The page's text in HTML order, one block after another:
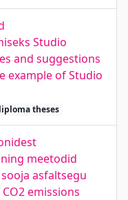
Studio
and suggestions
example of Studio
theses
meetodid
asfaltsegu
emissions